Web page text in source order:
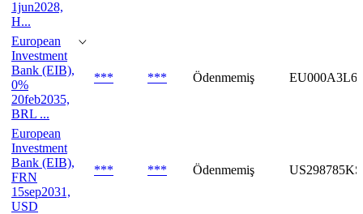
1jun2028,
H...
European
Investment
Bank (EIB),
0%
20feb2035,
BRL ...
*** *** Ödenmemiş
European
Investment
Bank (EIB),
FRN
15sep2031,
USD
*** *** Ödenmemiş